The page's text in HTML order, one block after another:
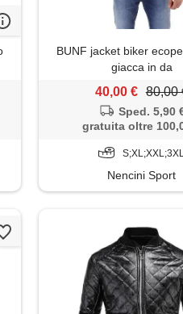
BUNF jacket biker
giacca in da
40,00 € 80,00
Sped. 5,90
gratuita oltre
Nencini Sport